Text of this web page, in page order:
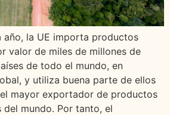
año, la UE importa productos
valor de miles de millones de
de todo el mundo, en
y utiliza buena parte de ellos
mayor exportador de productos
mundo. Por tanto, el